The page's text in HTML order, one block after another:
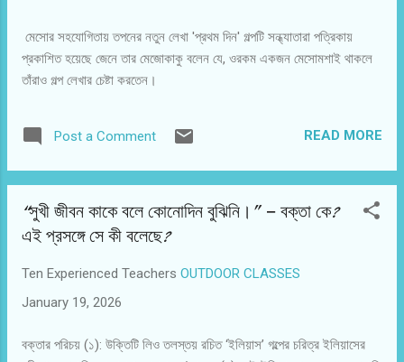
মেসোর সহযোগিতায় তপনের নতুন লেখা 'প্রথম দিন' গল্পটি সন্ধ্যাতারা পত্রিকায়
প্রকাশিত হয়েছে জেনে তার মেজোকাকু বলেন যে, ওরকম একজন মেসোমশাই থাকলে
তাঁরাও গল্প লেখার চেষ্টা করতেন।
Post a Comment READ MORE
“সুখী জীবন কাকে বলে কোনোদিন বুঝিনি।” — বক্তা কে?
এই প্রসঙ্গে সে কী বলেছে?
Ten Experienced Teachers OUTDOOR CLASSES
January 19, 2026
বক্তার পরিচয় (১): উক্তিটি লিও তলস্তয় রচিত ‘ইলিয়াস’ গল্পের চরিত্র ইলিয়াসের